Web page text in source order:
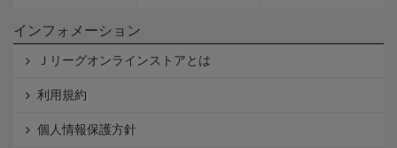
インフォメーション
Ｊリーグオンラインストアとは
利用規約
個人情報保護方針